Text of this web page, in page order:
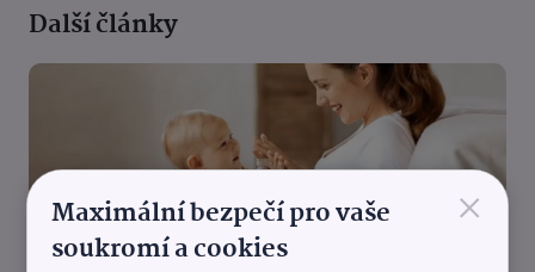
Další články
Reklama
×
Maximální bezpečí pro vaše
soukromí a cookies